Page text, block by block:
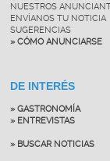
NUESTROS
ENVÍANOS TU NOTICIA
SUGERENCIAS
» CÓMO ANUNCIARSE
DE INTERÉS
» GASTRONOMÍA
» ENTREVISTAS
» BUSCAR NOTICIAS